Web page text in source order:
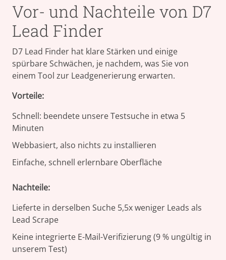
Vor- und Nachteile von D7
Lead Finder
D7 Lead Finder hat klare Stärken und einige
spürbare Schwächen, je nachdem, was Sie von
einem Tool zur Leadgenerierung erwarten.
Vorteile:
Schnell: beendete unsere Testsuche in etwa 5
Minuten
Webbasiert, also nichts zu installieren
Einfache, schnell erlernbare Oberfläche
Nachteile:
Lieferte in derselben Suche 5,5x weniger Leads als
Lead Scrape
Keine integrierte E-Mail-Verifizierung (9 % ungültig in
unserem Test)